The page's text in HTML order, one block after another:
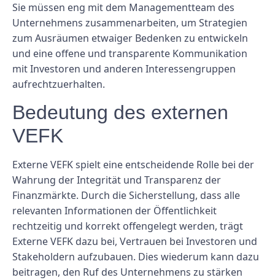
Sie müssen eng mit dem Managementteam des
Unternehmens zusammenarbeiten, um Strategien
zum Ausräumen etwaiger Bedenken zu entwickeln
und eine offene und transparente Kommunikation
mit Investoren und anderen Interessengruppen
aufrechtzuerhalten.
Bedeutung des externen
VEFK
Externe VEFK spielt eine entscheidende Rolle bei der
Wahrung der Integrität und Transparenz der
Finanzmärkte. Durch die Sicherstellung, dass alle
relevanten Informationen der Öffentlichkeit
rechtzeitig und korrekt offengelegt werden, trägt
Externe VEFK dazu bei, Vertrauen bei Investoren und
Stakeholdern aufzubauen. Dies wiederum kann dazu
beitragen, den Ruf des Unternehmens zu stärken